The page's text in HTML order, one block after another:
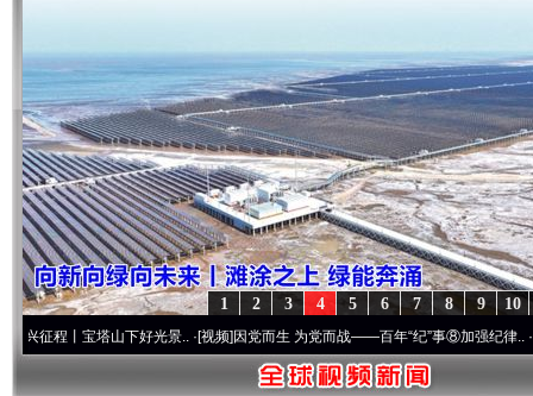
10
9
8
7
6
5
4
3
2
1
丨宝塔山下好光景..·[视频]因党而生 为党而战——百年“纪”事⑧加强纪律..·[视频]牢